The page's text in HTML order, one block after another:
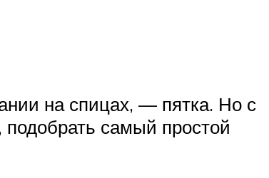
на спицах, — пятка. Но с
подобрать самый простой